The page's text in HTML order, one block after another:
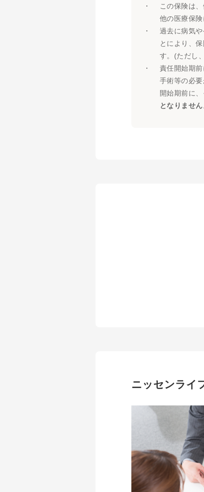
・
この保険は
他の医療保険
・
過去に病気
とにより、
す。(ただし
・
責任開始期
手術等の必
開始期前に
となりません
ニッセンライ